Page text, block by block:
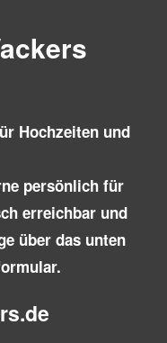
Hochzeiten und
persönlich für
erreichbar und
über das unten